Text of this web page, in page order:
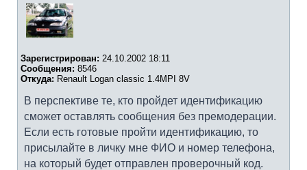
Зарегистрирован: 24.10.2002 18:11
Сообщения: 8546
Откуда: Renault Logan classic 1.4MPI 8V
В перспективе те, кто пройдет идентификацию
сможет оставлять сообщения без премодерации.
Если есть готовые пройти идентификацию, то
присылайте в личку мне ФИО и номер телефона,
на который будет отправлен проверочный код.